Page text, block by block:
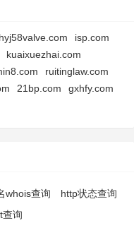
isp.com
kuaixuezhai.com
ruitinglaw.com
21bp.com
gxhfy.com
whois查询
http状态查询
查询